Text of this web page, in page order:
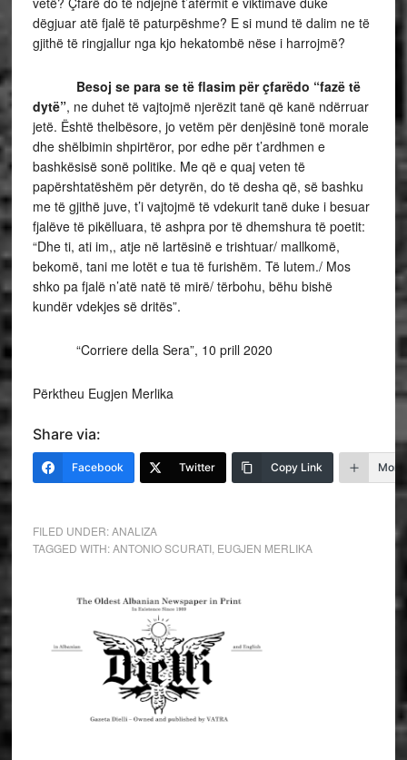
dëgjuar atë fjalë të paturpëshme? E si mund të dalim ne të
gjithë të ringjallur nga kjo hekatombë nëse i harrojmë?
Besoj se para se të flasim për çfarëdo “fazë të
dytë”, ne duhet të vajtojmë njerëzit tanë që kanë ndërruar
jetë. Është thelbësore, jo vetëm për denjësinë tonë morale
dhe shëlbimin shpirtëror, por edhe për t’ardhmen e
bashkësisë sonë politike. Me që e quaj veten të
papërshtatëshëm për detyrën, do të desha që, së bashku
me të gjithë juve, t’i vajtojmë të vdekurit tanë duke i besuar
fjalëve të pikëlluara, të ashpra por të dhemshura të poetit:
“Dhe ti, ati im,, atje në lartësinë e trishtuar/ mallkomë,
bekomë, tani me lotët e tua të furishëm. Të lutem./ Mos
shko pa fjalë n’atë natë të mirë/ tërbohu, bëhu bishë
kundër vdekjes së dritës”.
“Corriere della Sera”, 10 prill 2020
Përktheu Eugjen Merlika
Share via:
Facebook Twitter Copy Link More
FILED UNDER:ANALIZA
TAGGED WITH:ANTONIO SCURATI, EUGJEN MERLIKA